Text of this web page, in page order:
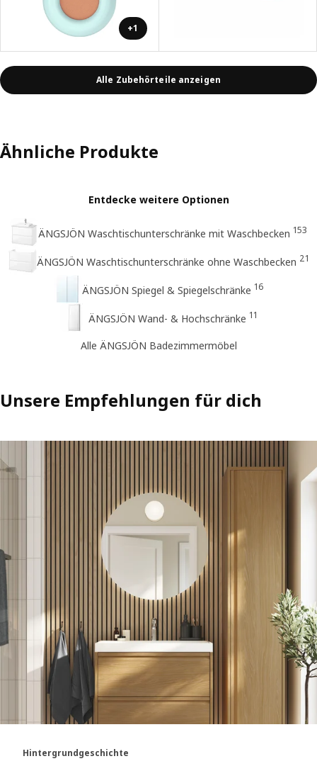
+1
Alle Zubehörteile anzeigen
Ähnliche Produkte
Entdecke weitere Optionen
ÄNGSJÖN Waschtischunterschränke mit Waschbecken 153
ÄNGSJÖN Waschtischunterschränke ohne Waschbecken 21
ÄNGSJÖN Spiegel & Spiegelschränke 16
ÄNGSJÖN Wand- & Hochschränke 11
Alle ÄNGSJÖN Badezimmermöbel
Unsere Empfehlungen für dich
Hintergrundgeschichte